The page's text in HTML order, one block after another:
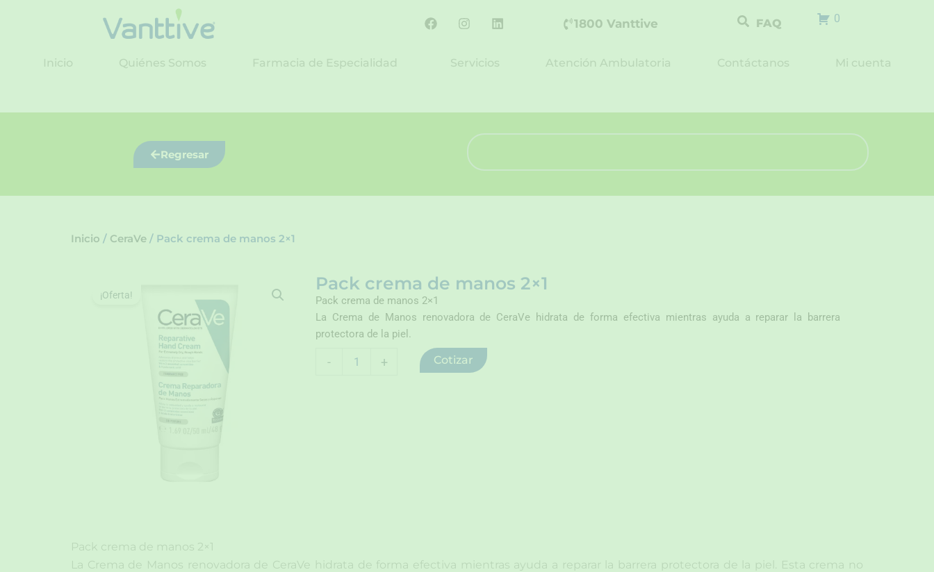
F
a
I
n
a
m
L
i
e
1800 Vanttive FAQ 0
Inicio Quiénes Somos Farmacia de Especialidad Servicios Atención Ambulatoria Contáctanos Mi cuenta
Regresar
Search
Inicio / CeraVe / Pack crema de manos 2×1
¡Oferta!
Pack crema de manos 2×1
Pack crema de manos 2×1
La Crema de Manos renovadora de CeraVe hidrata de forma efectiva mientras ayuda a reparar la barrera
protectora de la piel.
- + Cotizar
Pack crema de manos 2×1
La Crema de Manos renovadora de CeraVe hidrata de forma efectiva mientras ayuda a reparar la barrera protectora de la piel. Esta crema no